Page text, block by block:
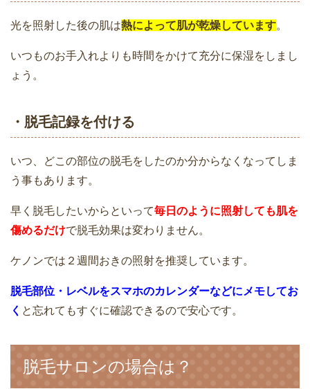
家庭用脱毛器ケノンで太もも脱毛実体
家庭用脱毛器ケノンの使い方！使用する
ケノンは本当におすすめ？｜メリットや
とデメリット｜使い方のコツをお伝えし
ケノンの美顔器でシミは消えるの？効果
ケノンは痛い？痛みを抑えて脱毛効果を
高める５つの方法
お尻・Oラインのムダ毛を薄くする方法
みた感想
してみた【1回目】使い方･髭の長さ･効果
は？
光を照射した後の肌は熱によって肌が乾燥しています。
いつものお手入れよりも時間をかけて充分に保湿をしまし
ょう。
・脱毛記録を付ける
いつ、どこの部位の脱毛をしたのか分からなくなってしま
う事もあります。
早く脱毛したいからといって毎日のように照射しても肌を
傷めるだけで脱毛効果は変わりません。
ケノンでは２週間おきの照射を推奨しています。
脱毛部位・レベルをスマホのカレンダーなどにメモしてお
く と忘れてもすぐに確認できるので安心です。
脱毛サロンの場合は？